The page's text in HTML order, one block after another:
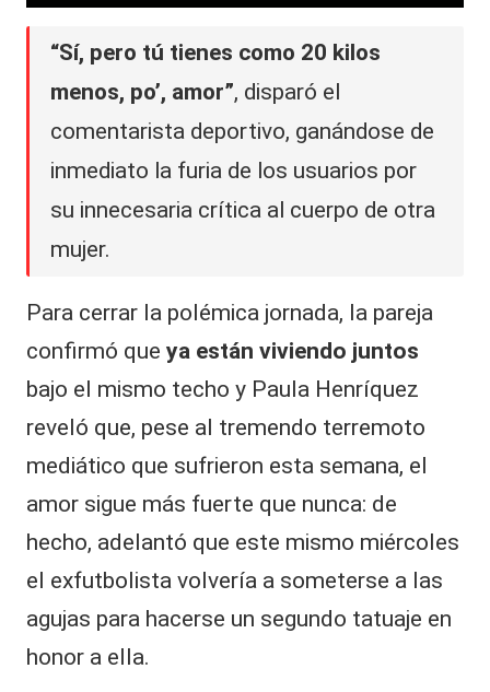
“Sí, pero tú tienes como 20 kilos
menos, po’, amor”, disparó el
comentarista deportivo, ganándose de
inmediato la furia de los usuarios por
su innecesaria crítica al cuerpo de otra
mujer.
Para cerrar la polémica jornada, la pareja
confirmó que ya están viviendo juntos
bajo el mismo techo y Paula Henríquez
reveló que, pese al tremendo terremoto
mediático que sufrieron esta semana, el
amor sigue más fuerte que nunca: de
hecho, adelantó que este mismo miércoles
el exfutbolista volvería a someterse a las
agujas para hacerse un segundo tatuaje en
honor a ella.